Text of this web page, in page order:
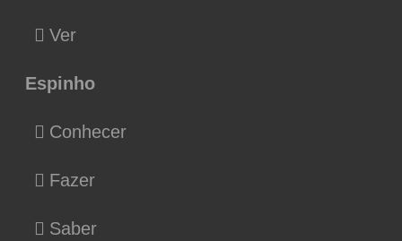
Ver
Espinho
Conhecer
Fazer
Saber